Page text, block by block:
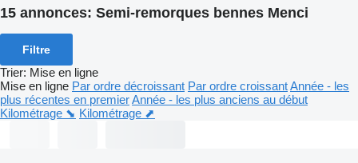
15 annonces: Semi-remorques bennes Menci
Filtre
Trier: Mise en ligne
Mise en ligne Par ordre décroissant Par ordre croissantAnnée - les
plus récentes en premierAnnée - les plus anciens au début
Kilométrage ⬊ Kilométrage ⬈